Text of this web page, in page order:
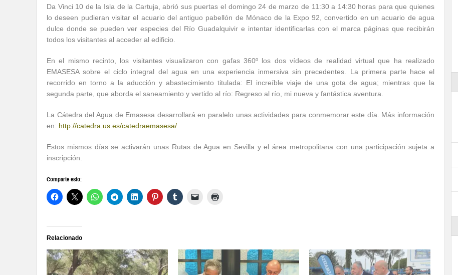
Da Vinci 10 de la Isla de la Cartuja, abrió sus puertas el domingo 24 de marzo de 11:30 a 14:30 horas para que quienes
lo deseen pudieran visitar el acuario del antiguo pabellón de Mónaco de la Expo 92, convertido en un acuario de agua
dulce donde se pueden ver especies del Río Guadalquivir e intentar identificarlas con el marca páginas que recibirán
todos los visitantes al acceder al edificio.
En el mismo recinto, los visitantes visualizaron con gafas 360º los dos vídeos de realidad virtual que ha realizado
EMASESA sobre el ciclo integral del agua en una experiencia inmersiva sin precedentes. La primera parte hace el
recorrido en torno a la aducción y abastecimiento titulada: El increíble viaje de una gota de agua; mientras que la
segunda parte, que aborda el saneamiento y vertido al río: Regreso al río, mi nueva y fantástica aventura.
La Cátedra del Agua de Emasesa desarrollará en paralelo unas actividades para conmemorar este día. Más información
en: http://catedra.us.es/catedraemasesa/
Estos mismos días se activarán unas Rutas de Agua en Sevilla y el área metropolitana con una participación sujeta a
inscripción.
Comparte esto:
Relacionado